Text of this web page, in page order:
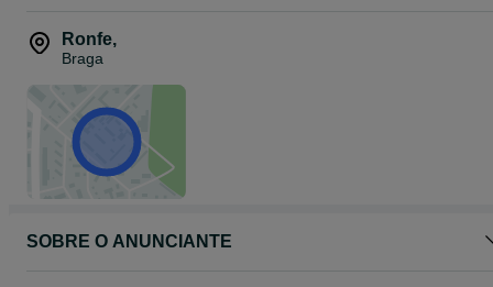
Ronfe,
Braga
SOBRE O ANUNCIANTE